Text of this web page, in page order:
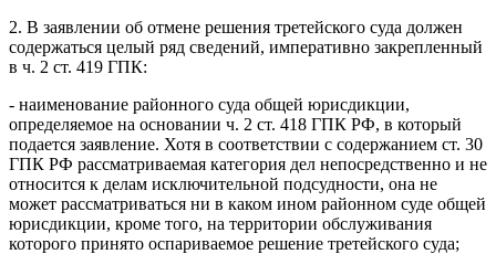
2. В заявлении об отмене решения третейского суда должен
содержаться целый ряд сведений, императивно закрепленный
в ч. 2 ст. 419 ГПК:
- наименование районного суда общей юрисдикции,
определяемое на основании ч. 2 ст. 418 ГПК РФ, в который
подается заявление. Хотя в соответствии с содержанием ст. 30
ГПК РФ рассматриваемая категория дел непосредственно и не
относится к делам исключительной подсудности, она не
может рассматриваться ни в каком ином районном суде общей
юрисдикции, кроме того, на территории обслуживания
которого принято оспариваемое решение третейского суда;